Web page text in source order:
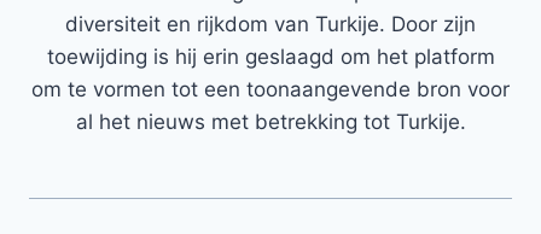
diversiteit en rijkdom van Turkije. Door zijn
toewijding is hij erin geslaagd om het platform
om te vormen tot een toonaangevende bron voor
al het nieuws met betrekking tot Turkije.